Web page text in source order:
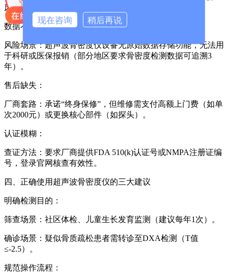
床”。
数据不可溯：
风险场景：超声波骨密度仪设备无原始数据存储功能，无法用
于科研或医保报销（部分地区要求骨密度检测数据可追溯3
年）。
售后缺失：
厂商套路：承诺“终身保修”，但维修需支付高额上门费（如单
次2000元）或更换核心部件（如探头）。
认证模糊：
查证方法：要求厂商提供FDA 510(k)认证号或NMPA注册证编
号，登录官网核查有效性。
四、正确使用超声波骨密度仪的三大建议
明确检测目的：
筛查场景：社区体检、儿童生长发育监测（建议每年1次）。
确诊场景：疑似骨质疏松患者需转诊至DXA检测（T值
≤-2.5）。
规范操作流程：
现在咨询 稍后再说